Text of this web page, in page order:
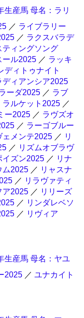
生産馬 母名：ラリ
／ ライブラリー
／ ラクスバラデ
ティングソング
ール2025 ／ ラッキ
ディトゥナイト
ディアンシア2025
ーダ2025 ／ ラブ
ラルケット2025 ／
ー2025 ／ ラヴズオ
／ ラーゴブルー
ェメンテ2025 ／ リ
／ リズムオブラヴ
イズン2025 ／ リナ
ム2025 ／ リャスナ
／ リラヴァティ
ア2025 ／ リリーズ
／ リンダレベソ
／ リヴィア
生産馬 母名：ヤユ
2025 ／ ユナカイト